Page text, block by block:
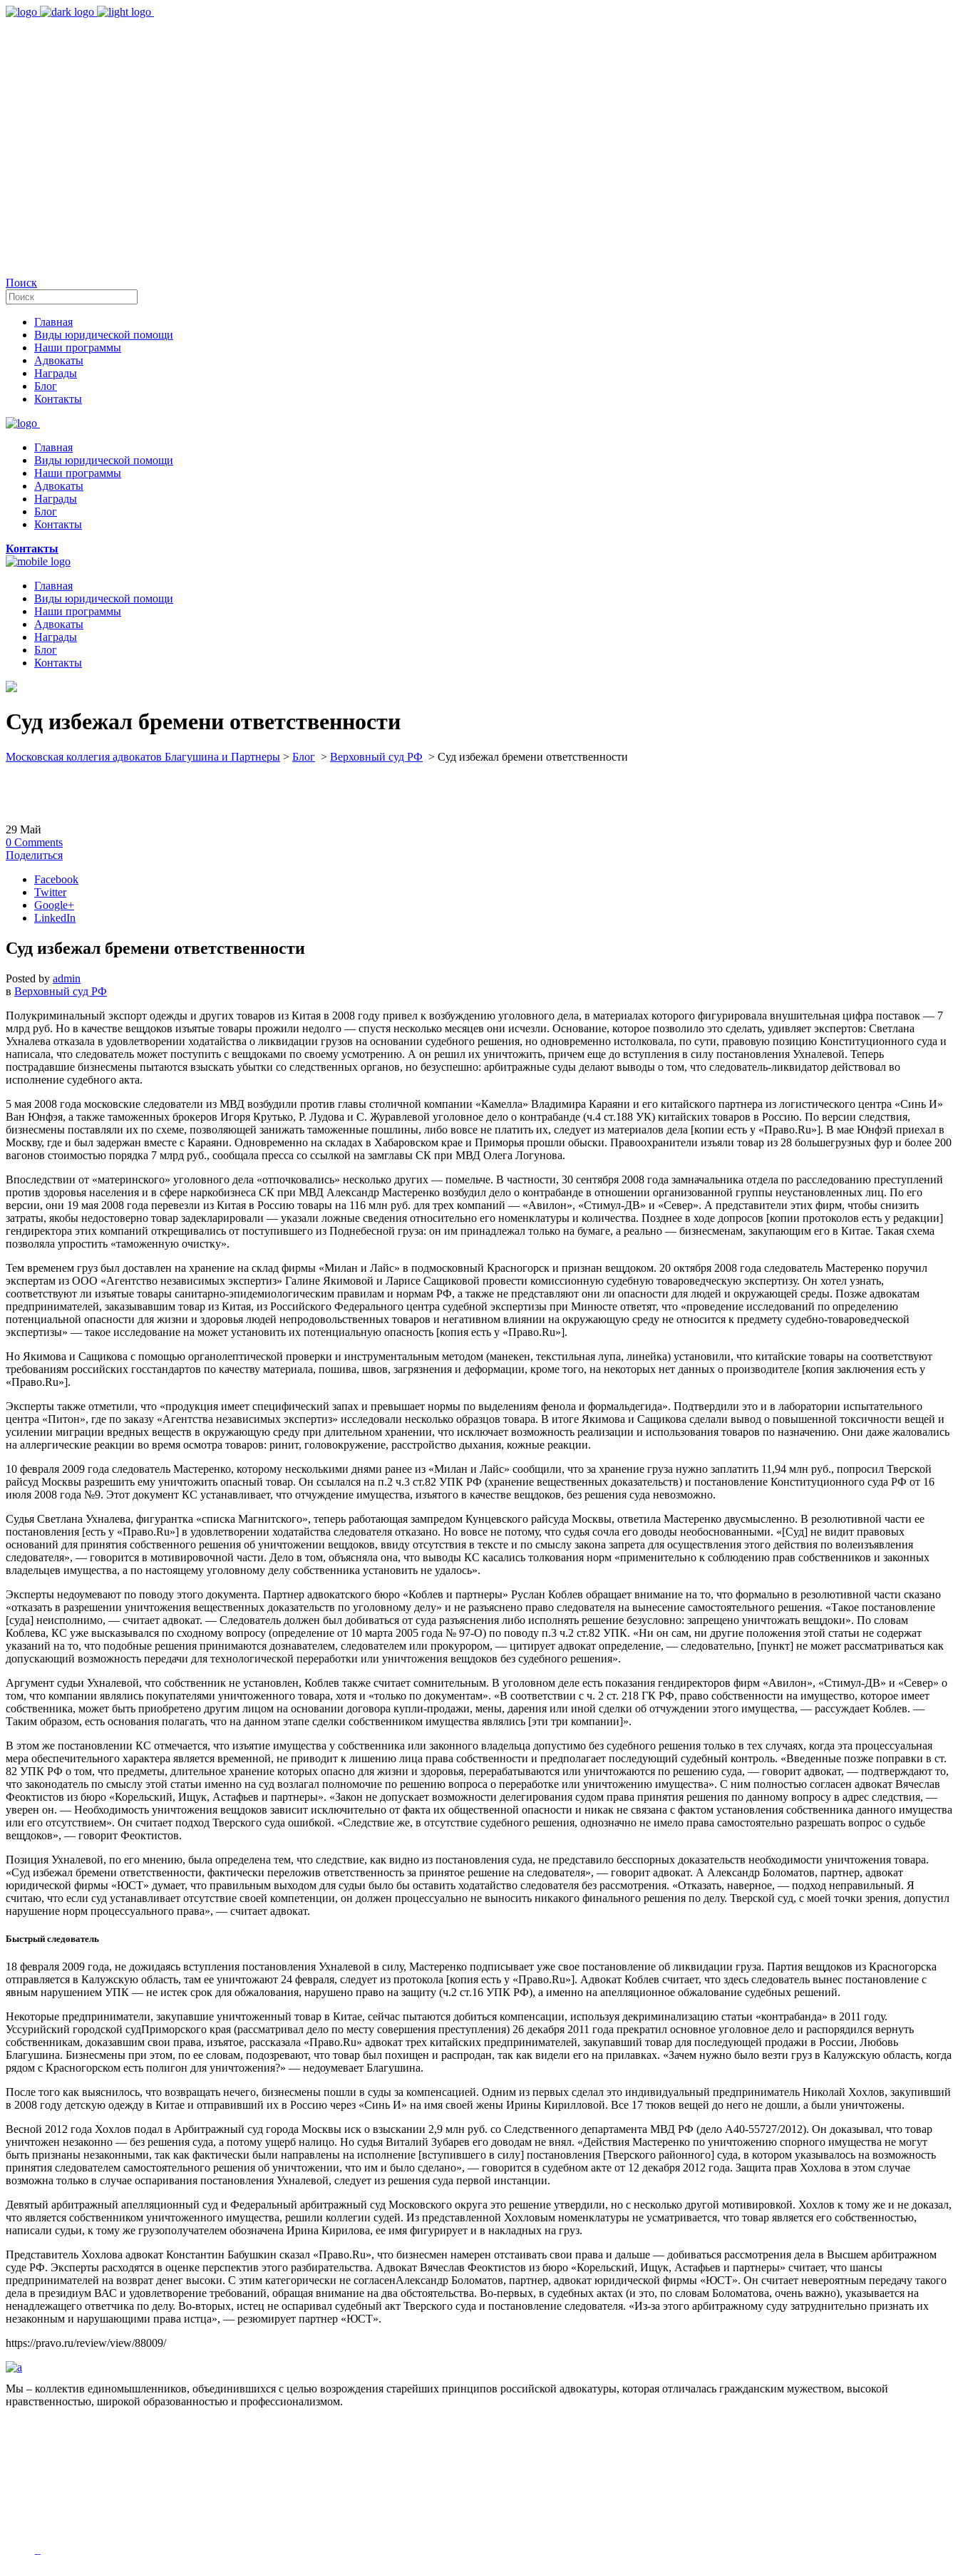
Поиск
Главная
Виды юридической помощи
Наши программы
Адвокаты
Награды
Блог
Контакты
Главная
Виды юридической помощи
Наши программы
Адвокаты
Награды
Блог
Контакты
Контакты
Главная
Виды юридической помощи
Наши программы
Адвокаты
Награды
Блог
Контакты
Суд избежал бремени ответственности
Московская коллегия адвокатов Благушина и Партнеры > Блог > Верховный суд РФ > Суд избежал бремени ответственности
29 Май
0 Comments
Поделиться
Facebook
Twitter
Google+
LinkedIn
Суд избежал бремени ответственности
Posted by admin
в Верховный суд РФ
Полукриминальный экспорт одежды и других товаров из Китая в 2008 году привел к возбуждению уголовного дела, в материалах которого фигурировала внушительная цифра поставок — 7
млрд руб. Но в качестве вещдоков изъятые товары прожили недолго — спустя несколько месяцев они исчезли. Основание, которое позволило это сделать, удивляет экспертов: Светлана
Ухналева отказала в удовлетворении ходатайства о ликвидации грузов на основании судебного решения, но одновременно истолковала, по сути, правовую позицию Конституционного суда и
написала, что следователь может поступить с вещдоками по своему усмотрению. А он решил их уничтожить, причем еще до вступления в силу постановления Ухналевой. Теперь
пострадавшие бизнесмены пытаются взыскать убытки со следственных органов, но безуспешно: арбитражные суды делают выводы о том, что следователь-ликвидатор действовал во
исполнение судебного акта.
5 мая 2008 года московские следователи из МВД возбудили против главы столичной компании «Камелла» Владимира Караяни и его китайского партнера из логистического центра «Синь И»
Ван Юнфэя, а также таможенных брокеров Игоря Крутько, Р. Лудова и С. Журавлевой уголовное дело о контрабанде (ч.4 ст.188 УК) китайских товаров в Россию. По версии следствия,
бизнесмены поставляли их по схеме, позволяющей занижать таможенные пошлины, либо вовсе не платить их, следует из материалов дела [копии есть у «Право.Ru»]. В мае Юнфэй приехал в
Москву, где и был задержан вместе с Караяни. Одновременно на складах в Хабаровском крае и Приморья прошли обыски. Правоохранители изъяли товар из 28 большегрузных фур и более 200
вагонов стоимостью порядка 7 млрд руб., сообщала пресса со ссылкой на замглавы СК при МВД Олега Логунова.
Впоследствии от «материнского» уголовного дела «отпочковались» несколько других — помельче. В частности, 30 сентября 2008 года замначальника отдела по расследованию преступлений
против здоровья населения и в сфере наркобизнеса СК при МВД Александр Мастеренко возбудил дело о контрабанде в отношении организованной группы неустановленных лиц. По его
версии, они 19 мая 2008 года перевезли из Китая в Россию товары на 116 млн руб. для трех компаний — «Авилон», «Стимул-ДВ» и «Север». А представители этих фирм, чтобы снизить
затраты, якобы недостоверно товар задекларировали — указали ложные сведения относительно его номенклатуры и количества. Позднее в ходе допросов [копии протоколов есть у редакции]
гендиректора этих компаний открещивались от поступившего из Поднебесной груза: он им принадлежал только на бумаге, а реально — бизнесменам, закупающим его в Китае. Такая схема
позволяла упростить «таможенную очистку».
Тем временем груз был доставлен на хранение на склад фирмы «Милан и Лайс» в подмосковный Красногорск и признан вещдоком. 20 октября 2008 года следователь Мастеренко поручил
экспертам из ООО «Агентство независимых экспертиз» Галине Якимовой и Ларисе Сащиковой провести комиссионную судебную товароведческую экспертизу. Он хотел узнать,
соответствуют ли изъятые товары санитарно-эпидемиологическим правилам и нормам РФ, а также не представляют они ли опасности для людей и окружающей среды. Позже адвокатам
предпринимателей, заказывавшим товар из Китая, из Российского Федерального центра судебной экспертизы при Минюсте ответят, что «проведение исследований по определению
потенциальной опасности для жизни и здоровья людей непродовольственных товаров и негативном влиянии на окружающую среду не относится к предмету судебно-товароведческой
экспертизы» — такое исследование на может установить их потенциальную опасность [копия есть у «Право.Ru»].
Но Якимова и Сащикова с помощью органолептической проверки и инструментальным методом (манекен, текстильная лупа, линейка) установили, что китайские товары на соответствуют
требованиям российских госстандартов по качеству материала, пошива, швов, загрязнения и деформации, кроме того, на некоторых нет данных о производителе [копия заключения есть у
«Право.Ru»].
Эксперты также отметили, что «продукция имеет специфический запах и превышает нормы по выделениям фенола и формальдегида». Подтвердили это и в лаборатории испытательного
центра «Питон», где по заказу «Агентства независимых экспертиз» исследовали несколько образцов товара. В итоге Якимова и Сащикова сделали вывод о повышенной токсичности вещей и
усилении миграции вредных веществ в окружающую среду при длительном хранении, что исключает возможность реализации и использования товаров по назначению. Они даже жаловались
на аллергические реакции во время осмотра товаров: ринит, головокружение, расстройство дыхания, кожные реакции.
10 февраля 2009 года следователь Мастеренко, которому несколькими днями ранее из «Милан и Лайс» сообщили, что за хранение груза нужно заплатить 11,94 млн руб., попросил Тверской
райсуд Москвы разрешить ему уничтожить опасный товар. Он ссылался на п.2 ч.3 ст.82 УПК РФ (хранение вещественных доказательств) и постановление Конституционного суда РФ от 16
июля 2008 года №9. Этот документ КС устанавливает, что отчуждение имущества, изъятого в качестве вещдоков, без решения суда невозможно.
Судья Светлана Ухналева, фигурантка «списка Магнитского», теперь работающая зампредом Кунцевского райсуда Москвы, ответила Мастеренко двусмысленно. В резолютивной части ее
постановления [есть у «Право.Ru»] в удовлетворении ходатайства следователя отказано. Но вовсе не потому, что судья сочла его доводы необоснованными. «[Суд] не видит правовых
оснований для принятия собственного решения об уничтожении вещдоков, ввиду отсутствия в тексте и по смыслу закона запрета для осуществления этого действия по волеизъявления
следователя», — говорится в мотивировочной части. Дело в том, объясняла она, что выводы КС касались толкования норм «применительно к соблюдению прав собственников и законных
владельцев имущества, а по настоящему уголовному делу собственника установить не удалось».
Эксперты недоумевают по поводу этого документа. Партнер адвокатского бюро «Коблев и партнеры» Руслан Коблев обращает внимание на то, что формально в резолютивной части сказано
«отказать в разрешении уничтожения вещественных доказательств по уголовному делу» и не разъяснено право следователя на вынесение самостоятельного решения. «Такое постановление
[суда] неисполнимо, — считает адвокат. — Следователь должен был добиваться от суда разъяснения либо исполнять решение безусловно: запрещено уничтожать вещдоки». По словам
Коблева, КС уже высказывался по сходному вопросу (определение от 10 марта 2005 года № 97-О) по поводу п.3 ч.2 ст.82 УПК. «Ни он сам, ни другие положения этой статьи не содержат
указаний на то, что подобные решения принимаются дознавателем, следователем или прокурором, — цитирует адвокат определение, — следовательно, [пункт] не может рассматриваться как
допускающий возможность передачи для технологической переработки или уничтожения вещдоков без судебного решения».
Аргумент судьи Ухналевой, что собственник не установлен, Коблев также считает сомнительным. В уголовном деле есть показания гендиректоров фирм «Авилон», «Стимул-ДВ» и «Север» о
том, что компании являлись покупателями уничтоженного товара, хотя и «только по документам». «В соответствии с ч. 2 ст. 218 ГК РФ, право собственности на имущество, которое имеет
собственника, может быть приобретено другим лицом на основании договора купли-продажи, мены, дарения или иной сделки об отчуждении этого имущества, — рассуждает Коблев. —
Таким образом, есть основания полагать, что на данном этапе сделки собственником имущества являлись [эти три компании]».
В этом же постановлении КС отмечается, что изъятие имущества у собственника или законного владельца допустимо без судебного решения только в тех случаях, когда эта процессуальная
мера обеспечительного характера является временной, не приводит к лишению лица права собственности и предполагает последующий судебный контроль. «Введенные позже поправки в ст.
82 УПК РФ о том, что предметы, длительное хранение которых опасно для жизни и здоровья, перерабатываются или уничтожаются по решению суда, — говорит адвокат, — подтверждают то,
что законодатель по смыслу этой статьи именно на суд возлагал полномочие по решению вопроса о переработке или уничтожению имущества». С ним полностью согласен адвокат Вячеслав
Феоктистов из бюро «Корельский, Ищук, Астафьев и партнеры». «Закон не допускает возможности делегирования судом права принятия решения по данному вопросу в адрес следствия, —
уверен он. — Необходимость уничтожения вещдоков зависит исключительно от факта их общественной опасности и никак не связана с фактом установления собственника данного имущества
или его отсутствием». Он считает подход Тверского суда ошибкой. «Следствие же, в отсутствие судебного решения, однозначно не имело права самостоятельно разрешать вопрос о судьбе
вещдоков», — говорит Феоктистов.
Позиция Ухналевой, по его мнению, была определена тем, что следствие, как видно из постановления суда, не представило бесспорных доказательств необходимости уничтожения товара.
«Суд избежал бремени ответственности, фактически переложив ответственность за принятое решение на следователя», — говорит адвокат. А Александр Боломатов, партнер, адвокат
юридической фирмы «ЮСТ» думает, что правильным выходом для судьи было бы оставить ходатайство следователя без рассмотрения. «Отказать, наверное, — подход неправильный. Я
считаю, что если суд устанавливает отсутствие своей компетенции, он должен процессуально не выносить никакого финального решения по делу. Тверской суд, с моей точки зрения, допустил
нарушение норм процессуального права», — считает адвокат.
Быстрый следователь
18 февраля 2009 года, не дожидаясь вступления постановления Ухналевой в силу, Мастеренко подписывает уже свое постановление об ликвидации груза. Партия вещдоков из Красногорска
отправляется в Калужскую область, там ее уничтожают 24 февраля, следует из протокола [копия есть у «Право.Ru»]. Адвокат Коблев считает, что здесь следователь вынес постановление с
явным нарушением УПК — не истек срок для обжалования, нарушено право на защиту (ч.2 ст.16 УПК РФ), а именно на апелляционное обжалование судебных решений.
Некоторые предприниматели, закупавшие уничтоженный товар в Китае, сейчас пытаются добиться компенсации, используя декриминализацию статьи «контрабанда» в 2011 году.
Уссурийский городской судПриморского края (рассматривал дело по месту совершения преступления) 26 декабря 2011 года прекратил основное уголовное дело и распорядился вернуть
собственникам, доказавшим свои права, изъятое, рассказала «Право.Ru» адвокат трех китайских предпринимателей, закупавший товар для последующей продажи в России, Любовь
Благушина. Бизнесмены при этом, по ее словам, подозревают, что товар был похищен и распродан, так как видели его на прилавках. «Зачем нужно было везти груз в Калужскую область, когда
рядом с Красногорском есть полигон для уничтожения?» — недоумевает Благушина.
После того как выяснилось, что возвращать нечего, бизнесмены пошли в суды за компенсацией. Одним из первых сделал это индивидуальный предприниматель Николай Хохлов, закупивший
в 2008 году детскую одежду в Китае и отправивший их в Россию через «Синь И» на имя своей жены Ирины Кирилловой. Все 17 тюков вещей до него не дошли, а были уничтожены.
Весной 2012 года Хохлов подал в Арбитражный суд города Москвы иск о взыскании 2,9 млн руб. со Следственного департамента МВД РФ (дело А40-55727/2012). Он доказывал, что товар
уничтожен незаконно — без решения суда, а потому ущерб налицо. Но судья Виталий Зубарев его доводам не внял. «Действия Мастеренко по уничтожению спорного имущества не могут
быть признаны незаконными, так как фактически были направлены на исполнение [вступившего в силу] постановления [Тверского районного] суда, в котором указывалось на возможность
принятия следователем самостоятельного решения об уничтожении, что им и было сделано», — говорится в судебном акте от 12 декабря 2012 года. Защита прав Хохлова в этом случае
возможна только в случае оспаривания постановления Ухналевой, следует из решения суда первой инстанции.
Девятый арбитражный апелляционный суд и Федеральный арбитражный суд Московского округа это решение утвердили, но с несколько другой мотивировкой. Хохлов к тому же и не доказал,
что является собственником уничтоженного имущества, решили коллегии судей. Из представленной Хохловым номенклатуры не усматривается, что товар является его собственностью,
написали судьи, к тому же грузополучателем обозначена Ирина Кирилова, ее имя фигурирует и в накладных на груз.
Представитель Хохлова адвокат Константин Бабушкин сказал «Право.Ru», что бизнесмен намерен отстаивать свои права и дальше — добиваться рассмотрения дела в Высшем арбитражном
суде РФ. Эксперты расходятся в оценке перспектив этого разбирательства. Адвокат Вячеслав Феоктистов из бюро «Корельский, Ищук, Астафьев и партнеры» считает, что шансы
предпринимателей на возврат денег высоки. С этим категорически не согласенАлександр Боломатов, партнер, адвокат юридической фирмы «ЮСТ». Он считает невероятным передачу такого
дела в президиум ВАС и удовлетворение требований, обращая внимание на два обстоятельства. Во-первых, в судебных актах (и это, по словам Боломатова, очень важно), указывается на
ненадлежащего ответчика по делу. Во-вторых, истец не оспаривал судебный акт Тверского суда и постановление следователя. «Из-за этого арбитражному суду затруднительно признать их
незаконным и нарушающими права истца», — резюмирует партнер «ЮСТ».
https://pravo.ru/review/view/88009/
Мы – коллектив единомышленников, объединившихся с целью возрождения старейших принципов российской адвокатуры, которая отличалась гражданским мужеством, высокой
нравственностью, широкой образованностью и профессионализмом.